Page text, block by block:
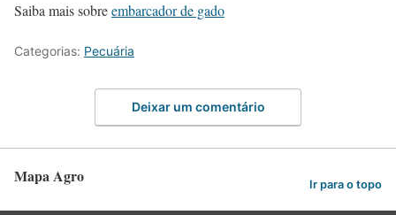
Saiba mais sobreembarcador de gado
Categorias: Pecuária
Deixar um comentário
Mapa Agro Ir para o topo